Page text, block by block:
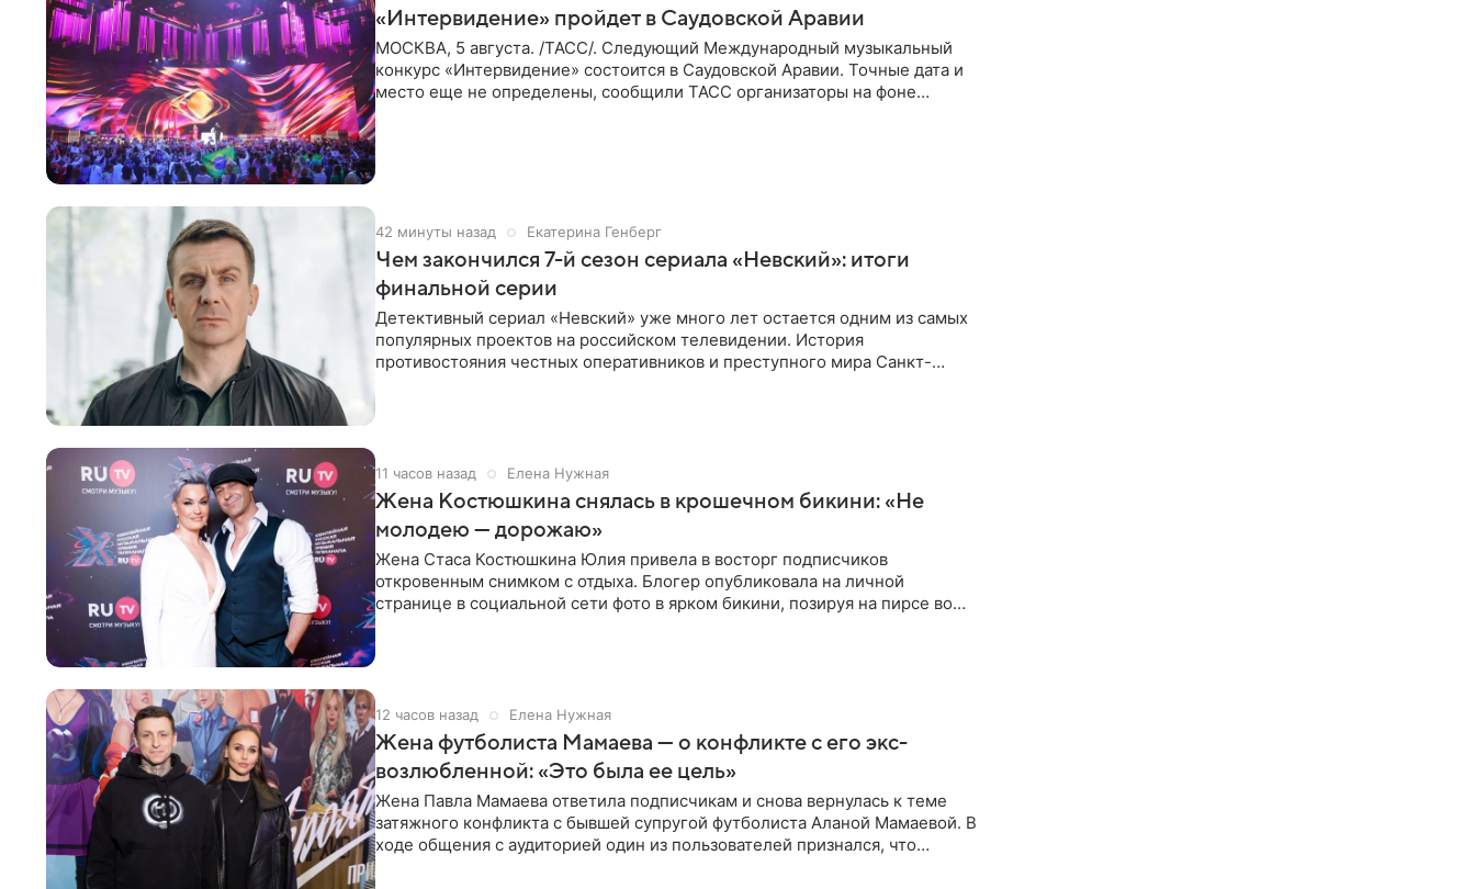
«Интервидение» пройдет в Саудовской Аравии
МОСКВА, 5 августа. /ТАСС/. Следующий Международный музыкальный
конкурс «Интервидение» состоится в Саудовской Аравии. Точные дата и
место еще не определены, сообщили ТАСС организаторы на фоне
42 минуты назад Екатерина Генберг
Чем закончился 7-й сезон сериала «Невский»: итоги
финальной серии
Детективный сериал «Невский» уже много лет остается одним из самых
популярных проектов на российском телевидении. История
противостояния честных оперативников и преступного мира Санкт-
11 часов назад Елена Нужная
Жена Костюшкина снялась в крошечном бикини: «Не
молодею — дорожаю»
Жена Стаса Костюшкина Юлия привела в восторг подписчиков
откровенным снимком с отдыха. Блогер опубликовала на личной
странице в социальной сети фото в ярком бикини, позируя на пирсе во
12 часов назад Елена Нужная
Жена футболиста Мамаева — о конфликте с его экс-
возлюбленной: «Это была ее цель»
Жена Павла Мамаева ответила подписчикам и снова вернулась к теме
затяжного конфликта с бывшей супругой футболиста Аланой Мамаевой. В
ходе общения с аудиторией один из пользователей признался, что